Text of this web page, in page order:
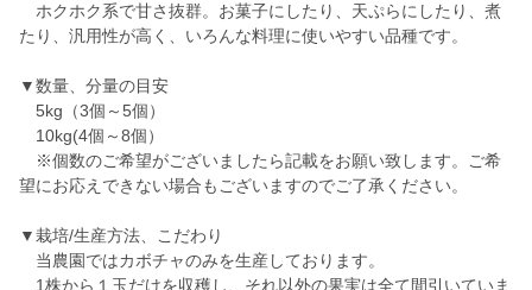
ホクホク系で甘さ抜群。お菓子にしたり、天ぷらにしたり、煮
たり、汎用性が高く、いろんな料理に使いやすい品種です。
▼数量、分量の目安
5kg（3個～5個）
10kg(4個～8個）
※個数のご希望がございましたら記載をお願い致します。ご希
望にお応えできない場合もございますのでご了承ください。
▼栽培/生産方法、こだわり
当農園ではカボチャのみを生産しております。
1株から１玉だけを収穫し、それ以外の果実は全て間引いていま